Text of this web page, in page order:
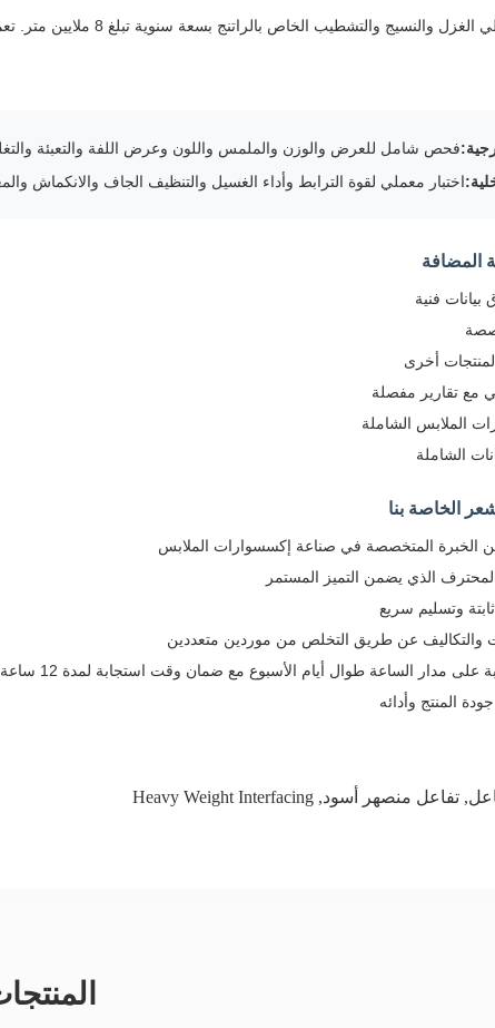
بالراتنج بسعة سنوية تبلغ 8 ملايين متر. تعمل من منشأة مساحتها 17000 متر مربع مع أكثر من 200 موظف بما في ذلك 30 فنيًا كبيرًا.
فحص شامل للعرض والوزن والملمس واللون وعرض اللفة والتعبئة
اختبار معملي لقوة الترابط وأداء الغسيل والتنظيف الجاف والانكماش
المضافة
بيانات فنية
أخرى
مع تقارير مفصلة
الملابس الشاملة
الشاملة
الخاصة بنا
الذي يضمن التميز المستمر
وتسليم سريع
عن طريق التخلص من موردين متعددين
مدار الساعة طوال أيام الأسبوع مع ضمان وقت استجابة لمدة 12 ساعة
المنتج وأدائه
, تفاعل منصهر أسود,
Heavy Weight Interfacing